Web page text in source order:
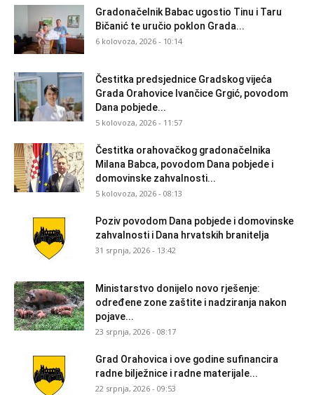
Gradonačelnik Babac ugostio Tinu i Taru
Bičanić te uručio poklon Grada...
6 kolovoza, 2026 - 10:14
Čestitka predsjednice Gradskog vijeća
Grada Orahovice Ivančice Grgić, povodom
Dana pobjede...
5 kolovoza, 2026 - 11:57
Čestitka orahovačkog gradonačelnika
Milana Babca, povodom Dana pobjede i
domovinske zahvalnosti...
5 kolovoza, 2026 - 08:13
Poziv povodom Dana pobjede i domovinske
zahvalnosti i Dana hrvatskih branitelja
31 srpnja, 2026 - 13:42
Ministarstvo donijelo novo rješenje:
određene zone zaštite i nadziranja nakon
pojave...
23 srpnja, 2026 - 08:17
Grad Orahovica i ove godine sufinancira
radne bilježnice i radne materijale...
22 srpnja, 2026 - 09:53